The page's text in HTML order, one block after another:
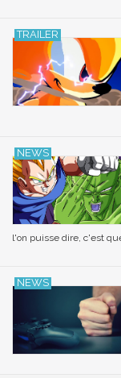
l'on puisse dire, c'est